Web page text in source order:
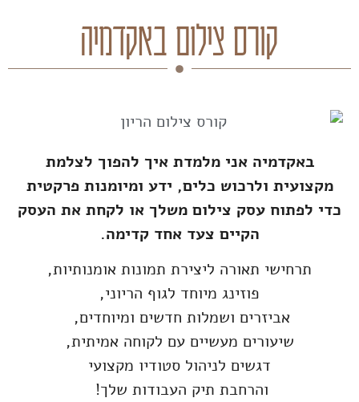
קורס צילום באקדמיה
באקדמיה אני מלמדת איך להפוך לצלמת
מקצועית ולרכוש כלים, ידע ומיומנות פרקטית
כדי לפתוח עסק צילום משלך או לקחת את העסק
הקיים צעד אחד קדימה.
תרחישי תאורה ליצירת תמונות אומנותיות,
פוזינג מיוחד לגוף הריוני,
אביזרים ושמלות חדשים ומיוחדים,
שיעורים מעשיים עם לקוחה אמיתית,
דגשים לניהול סטודיו מקצועי
והרחבת תיק העבודות שלך!